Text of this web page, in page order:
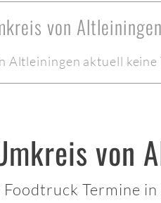
von Altleiningen
Altleiningen aktuell keine
von
Termine